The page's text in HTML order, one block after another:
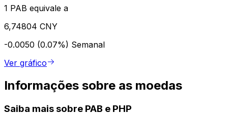
1 PAB equivale a
6,74804 CNY
-0.0050 (0.07%) Semanal
Ver gráfico
Informações sobre as moedas
Saiba mais sobre PAB e PHP